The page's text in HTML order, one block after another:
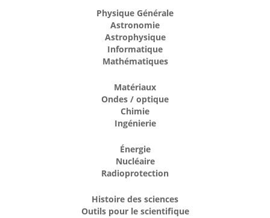
Physique Générale
Astronomie
Astrophysique
Informatique
Mathématiques
Matériaux
Ondes / optique
Chimie
Ingénierie
Énergie
Nucléaire
Radioprotection
Histoire des sciences
Outils pour le scientifique